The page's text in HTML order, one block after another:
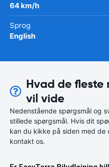
64 km/h
Sprog
English
Hvad de fleste
vil vide
Nedenstående spørgsmål og
stillede spørgsmål. Hvis dit
kan du kikke på siden med de
kontakt os.